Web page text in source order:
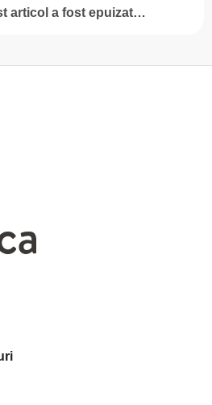
articol a fost epuizat…